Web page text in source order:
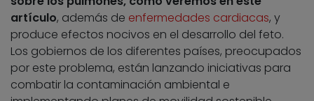
artículo, además de enfermedades cardiacas, y
produce efectos nocivos en el desarrollo del feto.
Los gobiernos de los diferentes países, preocupados
por este problema, están lanzando iniciativas para
combatir la contaminación ambiental e